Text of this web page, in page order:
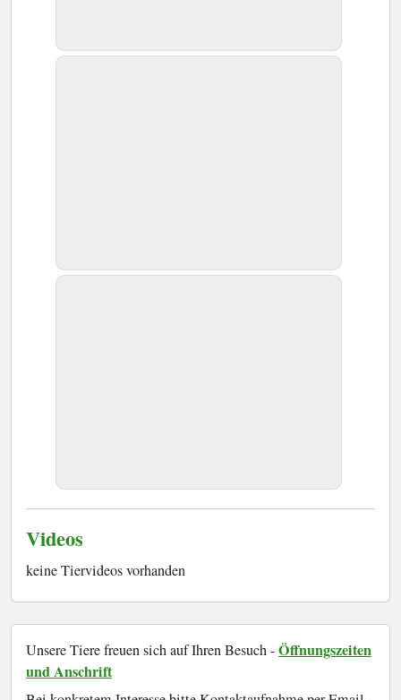
Videos
keine Tiervideos vorhanden
Unsere Tiere freuen sich auf Ihren Besuch -Öffnungszeiten
und Anschrift